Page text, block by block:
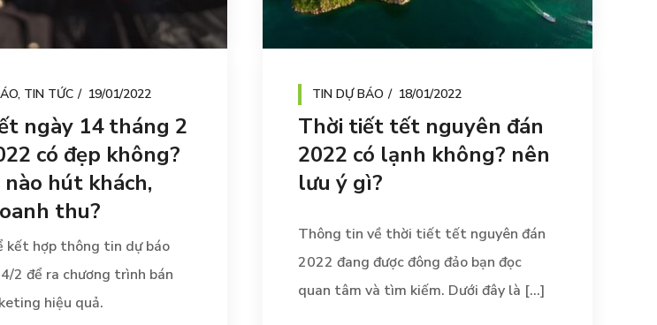
, TIN TỨC 19/01/2022
ngày 14 tháng 2
có đẹp không?
hút khách,
thu?
kết hợp thông tin dự báo
2 để ra chương trình bán
hiệu quả.
TIN DỰ BÁO 18/01/2022
Thời tiết tết nguyên đán
2022 có lạnh không? nên
lưu ý gì?
Thông tin về thời tiết tết nguyên đán
2022 đang được đông đảo bạn đọc
quan tâm và tìm kiếm. Dưới đây là [...]